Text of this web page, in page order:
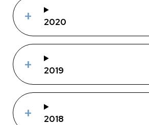
2020
2019
2018